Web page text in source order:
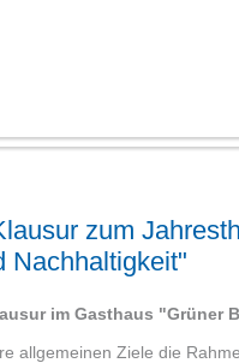
zum
Nachhaltigkeit"
im Gasthaus "Grüner
allgemeinen Ziele die